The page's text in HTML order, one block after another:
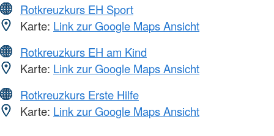
Rotkreuzkurs EH Sport
Karte: Link zur Google Maps Ansicht
Rotkreuzkurs EH am Kind
Karte: Link zur Google Maps Ansicht
Rotkreuzkurs Erste Hilfe
Karte: Link zur Google Maps Ansicht